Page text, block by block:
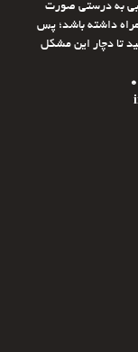
به درستی صورت
داشته باشد؛ پس
تا دچار این مشکل